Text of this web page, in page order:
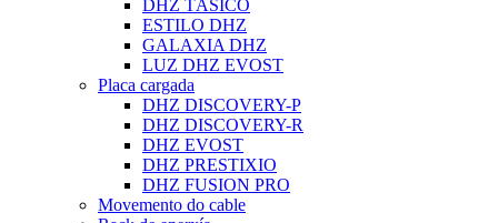
DHZ TÁSICO
ESTILO DHZ
GALAXIA DHZ
LUZ DHZ EVOST
Placa cargada
DHZ DISCOVERY-P
DHZ DISCOVERY-R
DHZ EVOST
DHZ PRESTIXIO
DHZ FUSION PRO
Movemento do cable